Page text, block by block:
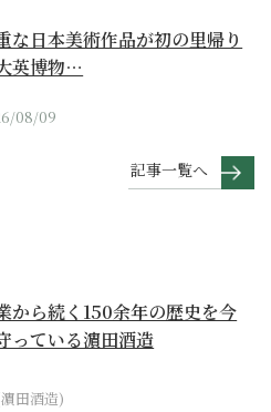
な日本美術作品が初の里帰り
大英博物…
08/09
記事一覧へ
から続く150余年の歴史を今
っている濵田酒造
田酒造)